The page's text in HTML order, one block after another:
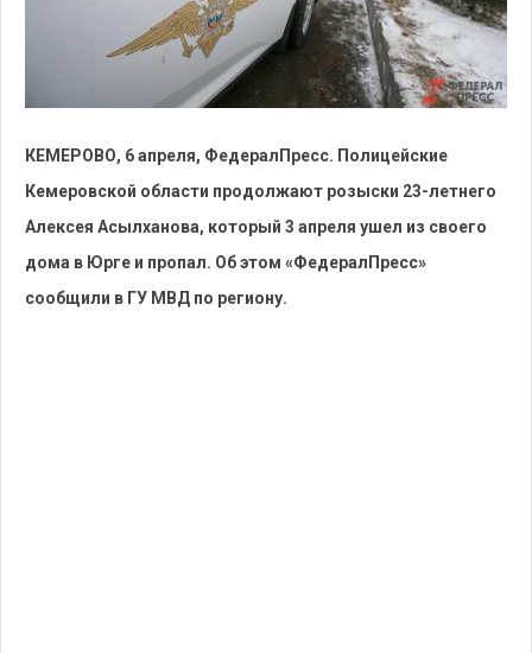
КЕМЕРОВО, 6 апреля, ФедералПресс. Полицейские
Кемеровской области продолжают розыски 23-летнего
Алексея Асылханова, который 3 апреля ушел из своего
дома в Юрге и пропал. Об этом «ФедералПресс»
сообщили в ГУ МВД по региону.